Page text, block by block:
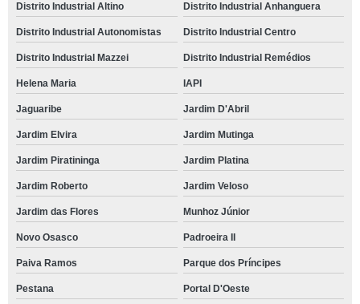
Distrito Industrial Altino Distrito Industrial Anhanguera
Distrito Industrial Autonomistas Distrito Industrial Centro
Distrito Industrial Mazzei Distrito Industrial Remédios
Helena Maria IAPI
Jaguaribe Jardim D'Abril
Jardim Elvira Jardim Mutinga
Jardim Piratininga Jardim Platina
Jardim Roberto Jardim Veloso
Jardim das Flores Munhoz Júnior
Novo Osasco Padroeira II
Paiva Ramos Parque dos Príncipes
Pestana Portal D'Oeste